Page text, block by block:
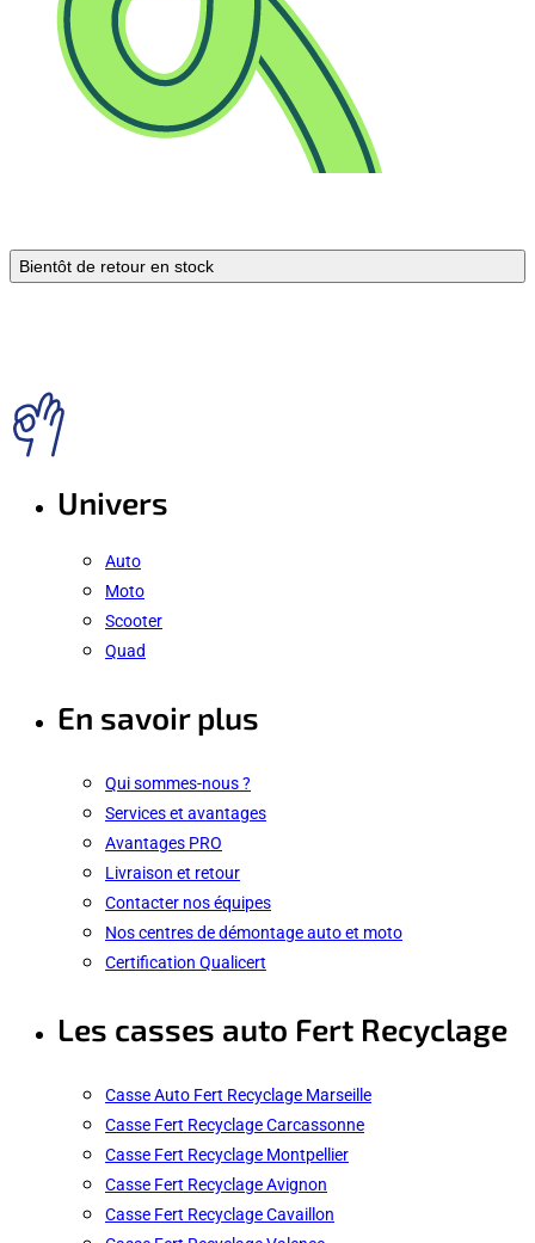
Bientôt de retour en stock
Univers
Auto
Moto
Scooter
Quad
En savoir plus
Qui sommes-nous ?
Services et avantages
Avantages PRO
Livraison et retour
Contacter nos équipes
Nos centres de démontage auto et moto
Certification Qualicert
Les casses auto Fert Recyclage
Casse Auto Fert Recyclage Marseille
Casse Fert Recyclage Carcassonne
Casse Fert Recyclage Montpellier
Casse Fert Recyclage Avignon
Casse Fert Recyclage Cavaillon